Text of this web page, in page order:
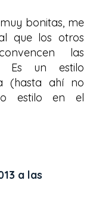
bonitas, me
que los otros
las
Es un estilo
(hasta ahí no
estilo en el
a las